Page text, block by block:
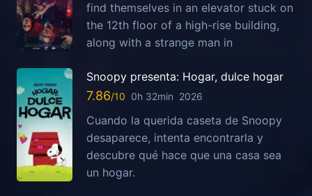
find themselves in an elevator stuck on
the 12th floor of a high-rise building,
along with a strange man in
Snoopy presenta: Hogar, dulce hogar
7.86 0h 32min 2026
Cuando la querida caseta de Snoopy
desaparece, intenta encontrarla y
descubre qué hace que una casa sea
un hogar.